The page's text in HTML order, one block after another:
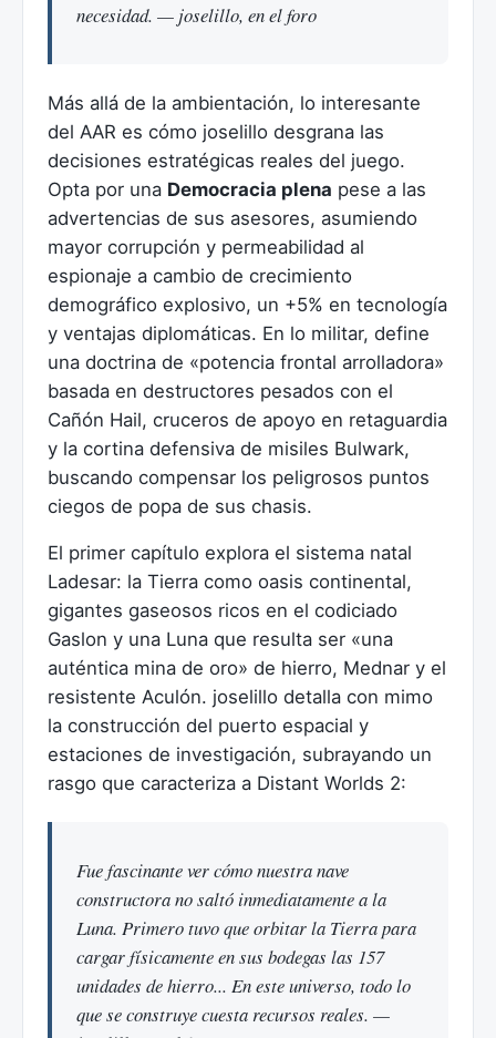
necesidad. — joselillo, en el foro
Más allá de la ambientación, lo interesante
del AAR es cómo joselillo desgrana las
decisiones estratégicas reales del juego.
Opta por una Democracia plena pese a las
advertencias de sus asesores, asumiendo
mayor corrupción y permeabilidad al
espionaje a cambio de crecimiento
demográfico explosivo, un +5% en tecnología
y ventajas diplomáticas. En lo militar, define
una doctrina de «potencia frontal arrolladora»
basada en destructores pesados con el
Cañón Hail, cruceros de apoyo en retaguardia
y la cortina defensiva de misiles Bulwark,
buscando compensar los peligrosos puntos
ciegos de popa de sus chasis.
El primer capítulo explora el sistema natal
Ladesar: la Tierra como oasis continental,
gigantes gaseosos ricos en el codiciado
Gaslon y una Luna que resulta ser «una
auténtica mina de oro» de hierro, Mednar y el
resistente Aculón. joselillo detalla con mimo
la construcción del puerto espacial y
estaciones de investigación, subrayando un
rasgo que caracteriza a Distant Worlds 2:
Fue fascinante ver cómo nuestra nave
constructora no saltó inmediatamente a la
Luna. Primero tuvo que orbitar la Tierra para
cargar físicamente en sus bodegas las 157
unidades de hierro... En este universo, todo lo
que se construye cuesta recursos reales. —